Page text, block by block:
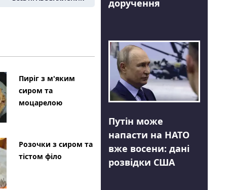
Пиріг з м'яким
сиром та
моцарелою
Розочки з сиром та
тістом філо
доручення
Путін може
напасти на НАТО
вже восени: дані
розвідки США